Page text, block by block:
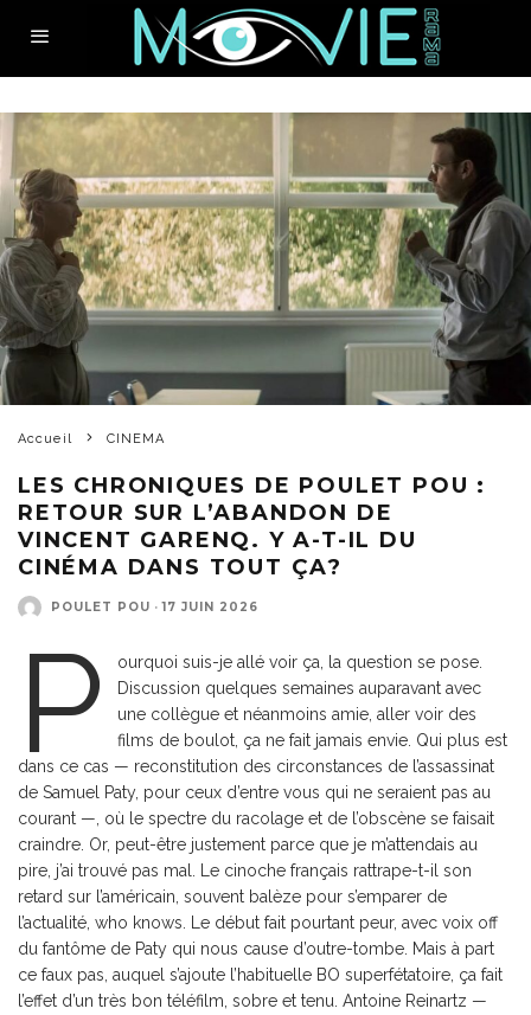
Accueil CINEMA
LES CHRONIQUES DE POULET POU :
RETOUR SUR L’ABANDON DE
VINCENT GARENQ. Y A-T-IL DU
CINÉMA DANS TOUT ÇA?
POULET POU · 17 JUIN 2026
P
ourquoi suis-je allé voir ça, la question se pose.
Discussion quelques semaines auparavant avec
une collègue et néanmoins amie, aller voir des
films de boulot, ça ne fait jamais envie. Qui plus est
dans ce cas — reconstitution des circonstances de l’assassinat
de Samuel Paty, pour ceux d’entre vous qui ne seraient pas au
courant —, où le spectre du racolage et de l’obscène se faisait
craindre. Or, peut-être justement parce que je m’attendais au
pire, j’ai trouvé pas mal. Le cinoche français rattrape-t-il son
retard sur l’américain, souvent balèze pour s’emparer de
l’actualité, who knows. Le début fait pourtant peur, avec voix off
du fantôme de Paty qui nous cause d’outre-tombe. Mais à part
ce faux pas, auquel s’ajoute l’habituelle BO superfétatoire, ça fait
l’effet d’un très bon téléfilm, sobre et tenu. Antoine Reinartz —